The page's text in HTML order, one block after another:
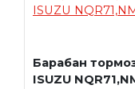
Барабан
ISUZU